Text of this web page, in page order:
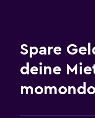
Spare
deine